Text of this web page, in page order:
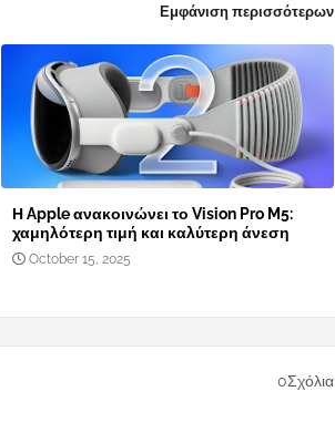
Εμφάνιση περισσότερων
Η Apple ανακοινώνει το Vision Pro M5:
χαμηλότερη τιμή και καλύτερη άνεση
October 15, 2025
0Σχόλια